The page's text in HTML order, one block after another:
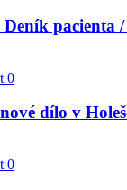
pacienta
0
dílo v
0